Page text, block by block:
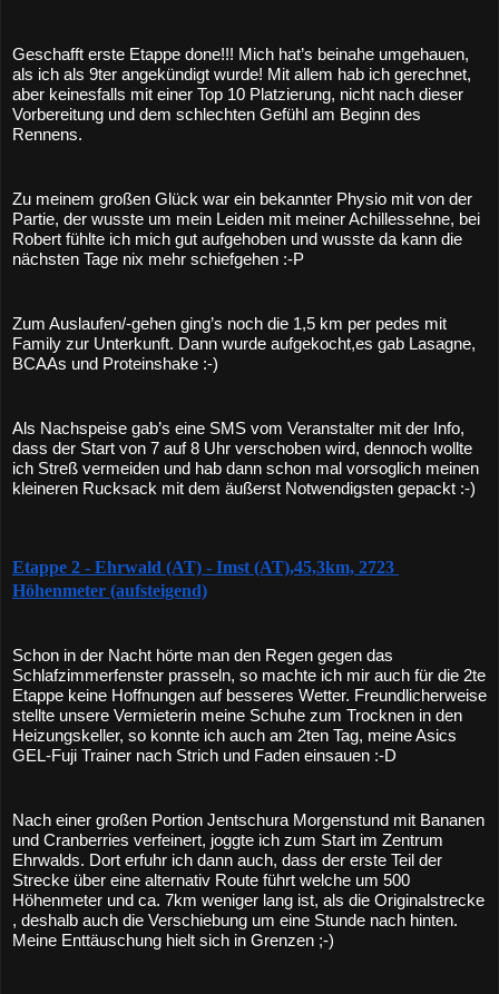
Geschafft erste Etappe done!!! Mich hat’s beinahe umgehauen,
als ich als 9ter angekündigt wurde! Mit allem hab ich gerechnet,
aber keinesfalls mit einer Top 10 Platzierung, nicht nach dieser
Vorbereitung und dem schlechten Gefühl am Beginn des
Rennens.
Zu meinem großen Glück war ein bekannter Physio mit von der
Partie, der wusste um mein Leiden mit meiner Achillessehne, bei
Robert fühlte ich mich gut aufgehoben und wusste da kann die
nächsten Tage nix mehr schiefgehen :-P
Zum Auslaufen/-gehen ging’s noch die 1,5 km per pedes mit
Family zur Unterkunft. Dann wurde aufgekocht,es gab Lasagne,
BCAAs und Proteinshake :-)
Als Nachspeise gab’s eine SMS vom Veranstalter mit der Info,
dass der Start von 7 auf 8 Uhr verschoben wird, dennoch wollte
ich Streß vermeiden und hab dann schon mal vorsoglich meinen
kleineren Rucksack mit dem äußerst Notwendigsten gepackt :-)
Etappe 2 - Ehrwald (AT) - Imst (AT),45,3km, 2723
Höhenmeter (aufsteigend)
Schon in der Nacht hörte man den Regen gegen das
Schlafzimmerfenster prasseln, so machte ich mir auch für die 2te
Etappe keine Hoffnungen auf besseres Wetter. Freundlicherweise
stellte unsere Vermieterin meine Schuhe zum Trocknen in den
Heizungskeller, so konnte ich auch am 2ten Tag, meine Asics
GEL-Fuji Trainer nach Strich und Faden einsauen :-D
Nach einer großen Portion Jentschura Morgenstund mit Bananen
und Cranberries verfeinert, joggte ich zum Start im Zentrum
Ehrwalds. Dort erfuhr ich dann auch, dass der erste Teil der
Strecke über eine alternativ Route führt welche um 500
Höhenmeter und ca. 7km weniger lang ist, als die Originalstrecke
, deshalb auch die Verschiebung um eine Stunde nach hinten.
Meine Enttäuschung hielt sich in Grenzen ;-)